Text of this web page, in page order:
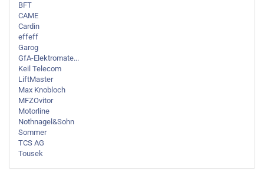
BFT
CAME
Cardin
effeff
Garog
GfA-Elektromate...
Keil Telecom
LiftMaster
Max Knobloch
MFZOvitor
Motorline
Nothnagel&Sohn
Sommer
TCS AG
Tousek